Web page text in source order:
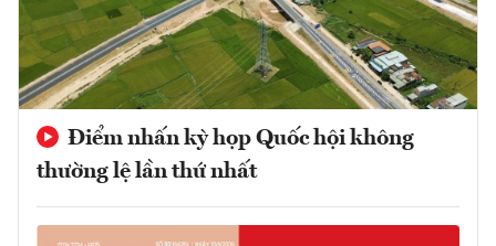
Điểm nhấn kỳ họp Quốc hội không
thường lệ lần thứ nhất